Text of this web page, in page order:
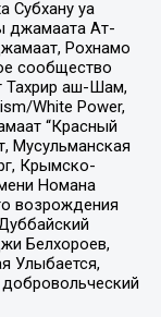
Субхану уа
джамаата Ат-
Рохнамо
сообщество
Тахрир аш-Шам,
White Power,
“Красный
Мусульманская
Крымско-
Номана
возрождения
Белхороев,
Улыбается,